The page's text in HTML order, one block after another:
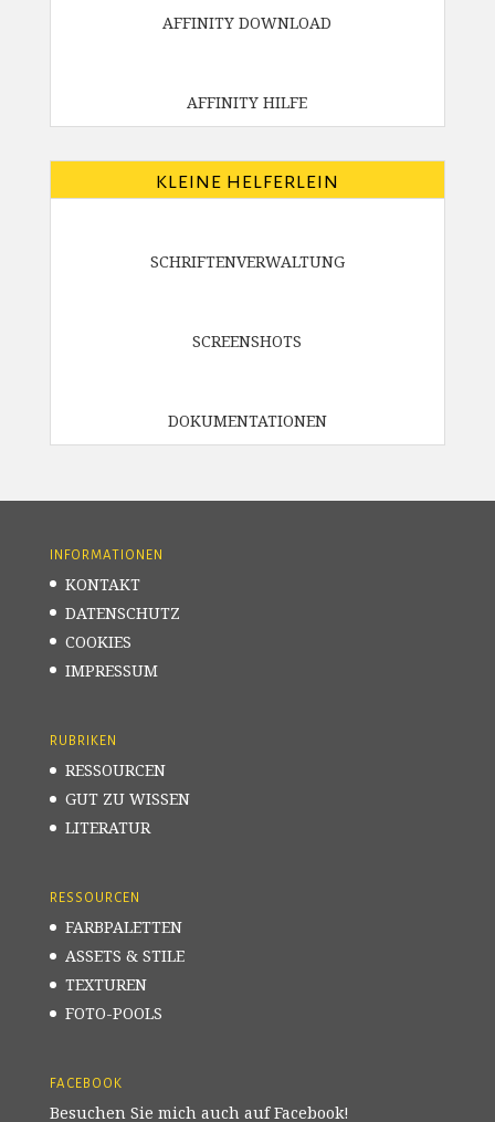
AFFINITY DOWNLOAD
AFFINITY HILFE
KLEINE HELFERLEIN
SCHRIFTENVERWALTUNG
SCREENSHOTS
DOKUMENTATIONEN
INFORMATIONEN
KONTAKT
DATENSCHUTZ
COOKIES
IMPRESSUM
RUBRIKEN
RESSOURCEN
GUT ZU WISSEN
LITERATUR
RESSOURCEN
FARBPALETTEN
ASSETS & STILE
TEXTUREN
FOTO-POOLS
FACEBOOK
Besuchen Sie mich auch auf Facebook!